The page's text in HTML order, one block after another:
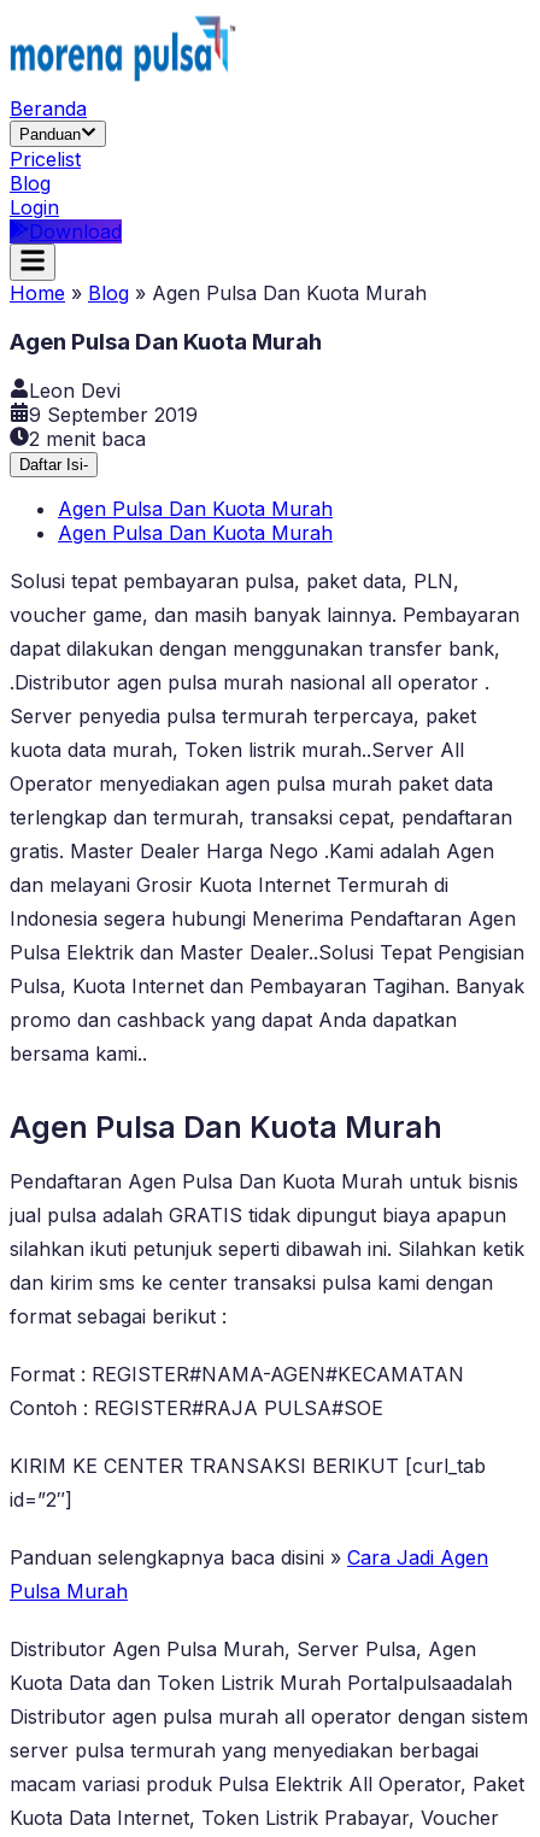
Beranda
Panduan
Pricelist
Blog
Login
Download
Home » Blog » Agen Pulsa Dan Kuota Murah
Agen Pulsa Dan Kuota Murah
Leon Devi
9 September 2019
2 menit baca
Daftar Isi-
Agen Pulsa Dan Kuota Murah
Agen Pulsa Dan Kuota Murah
Solusi tepat pembayaran pulsa, paket data, PLN,
voucher game, dan masih banyak lainnya. Pembayaran
dapat dilakukan dengan menggunakan transfer bank,
.Distributor agen pulsa murah nasional all operator .
Server penyedia pulsa termurah terpercaya, paket
kuota data murah, Token listrik murah..Server All
Operator menyediakan agen pulsa murah paket data
terlengkap dan termurah, transaksi cepat, pendaftaran
gratis. Master Dealer Harga Nego .Kami adalah Agen
dan melayani Grosir Kuota Internet Termurah di
Indonesia segera hubungi Menerima Pendaftaran Agen
Pulsa Elektrik dan Master Dealer..Solusi Tepat Pengisian
Pulsa, Kuota Internet dan Pembayaran Tagihan. Banyak
promo dan cashback yang dapat Anda dapatkan
bersama kami..
Agen Pulsa Dan Kuota Murah
Pendaftaran Agen Pulsa Dan Kuota Murah untuk bisnis
jual pulsa adalah GRATIS tidak dipungut biaya apapun
silahkan ikuti petunjuk seperti dibawah ini. Silahkan ketik
dan kirim sms ke center transaksi pulsa kami dengan
format sebagai berikut :
Format : REGISTER#NAMA-AGEN#KECAMATAN
Contoh : REGISTER#RAJA PULSA#SOE
KIRIM KE CENTER TRANSAKSI BERIKUT [curl_tab
id=”2″]
Panduan selengkapnya baca disini » Cara Jadi Agen
Pulsa Murah
Distributor Agen Pulsa Murah, Server Pulsa, Agen
Kuota Data dan Token Listrik Murah Portalpulsaadalah
Distributor agen pulsa murah all operator dengan sistem
server pulsa termurah yang menyediakan berbagai
macam variasi produk Pulsa Elektrik All Operator, Paket
Kuota Data Internet, Token Listrik Prabayar, Voucher